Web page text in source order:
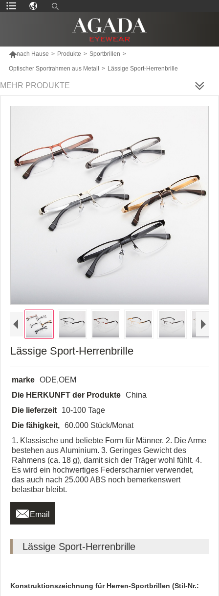
nach Hause > Produkte > Sportbrillen >
Optischer Sportrahmen aus Metall > Lässige Sport-Herrenbrille
MEHR PRODUKTE
Lässige Sport-Herrenbrille
marke ODE,OEM
Die HERKUNFT der Produkte China
Die lieferzeit
10-100 Tage
Die fähigkeit, 60.000 Stück/Monat
1. Klassische und beliebte Form für Männer. 2. Die Arme
bestehen aus Aluminium. 3. Geringes Gewicht des
Rahmens (ca. 18 g), damit sich der Träger wohl fühlt. 4.
Es wird ein hochwertiges Federscharnier verwendet,
das auch nach 25.000 ABS noch bemerkenswert
belastbar bleibt.
 Email
Lässige Sport-Herrenbrille
Konstruktionszeichnung für Herren-Sportbrillen (Stil-Nr.: